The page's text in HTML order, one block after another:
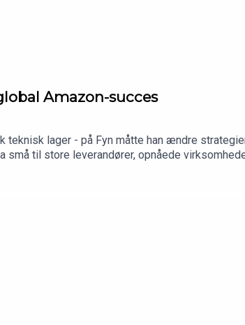
Amazon-succes
lager - på Fyn måtte han ændre
til store leverandører, opnåede
solgte han virksomheden for at starte fra
kroner til Jesper Buch. Det her er Jesper